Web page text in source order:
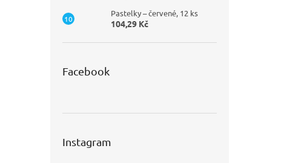
Pastelky – červené, 12 ks
104,29 Kč
Facebook
Instagram